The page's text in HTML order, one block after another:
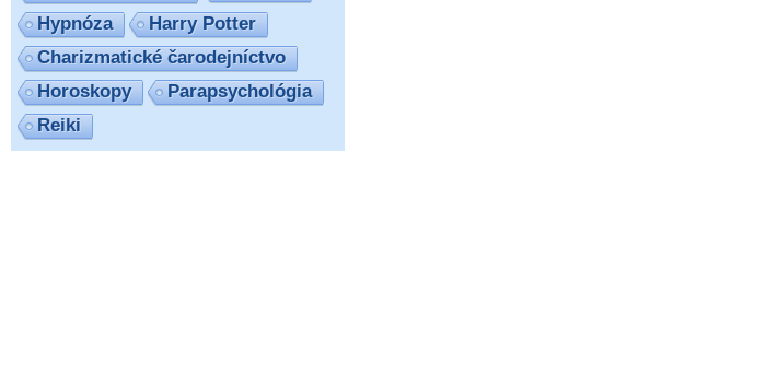
Hypnóza
Harry Potter
Charizmatické čarodejníctvo
Horoskopy
Parapsychológia
Reiki